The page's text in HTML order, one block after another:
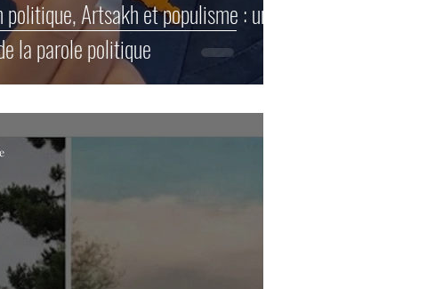
Artsakh et populisme : une
la parole politique